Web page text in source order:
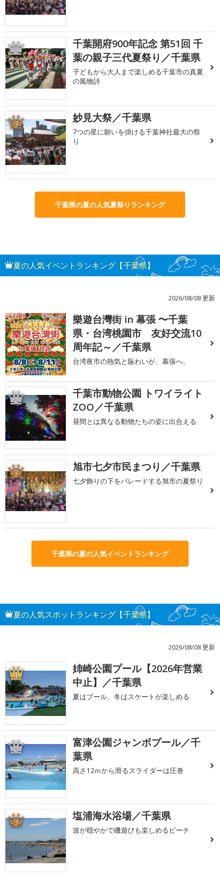
2
千葉開府900年記念 第51回 千
葉の親子三代夏祭り／千葉県
子どもから大人まで楽しめる千葉市の真夏
の風物詩
3 妙見大祭／千葉県
7つの星に願いを掛ける千葉神社最大の祭
り
千葉県の夏の人気夏祭りランキング
夏の人気イベントランキング【千葉県】
2026/08/08 更新
1
樂遊台灣街 in 幕張 〜千葉
県・台湾桃園市 友好交流10
周年記～／千葉県
台湾夜市の熱気と賑わいが、幕張へ。
2
千葉市動物公園 トワイライト
ZOO／千葉県
昼間とは異なる動物たちの姿に出合える
3 旭市七夕市民まつり／千葉県
七夕飾りの下をパレードする旭市の夏祭り
千葉県の夏の人気イベントランキング
夏の人気スポットランキング【千葉県】
2026/08/08 更新
1
姉崎公園プール【2026年営業
中止】／千葉県
夏はプール、冬はスケートが楽しめる
2
富津公園ジャンボプール／千
葉県
高さ12ｍから滑るスライダーは圧巻
3 塩浦海水浴場／千葉県
波が穏やかで磯遊びも楽しめるビーチ